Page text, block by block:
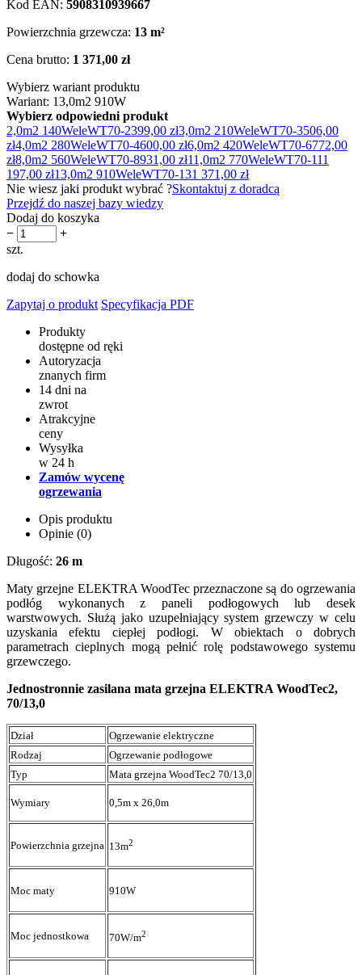
Kod EAN: 5908310939667
Powierzchnia grzewcza: 13 m²
Cena brutto: 1 371,00 zł
Wybierz wariant produktu
Wariant: 13,0m2 910W
Wybierz odpowiedni produkt
2,0m2 140WeleWT70-2399,00 zł3,0m2 210WeleWT70-3506,00
zł4,0m2 280WeleWT70-4600,00 zł6,0m2 420WeleWT70-6772,00
zł8,0m2 560WeleWT70-8931,00 zł11,0m2 770WeleWT70-111
197,00 zł13,0m2 910WeleWT70-131 371,00 zł
Nie wiesz jaki produkt wybrać ?Skontaktuj z doradcą
Przejdź do naszej bazy wiedzy
Dodaj do koszyka
−
+
szt.
dodaj do schowka
Zapytaj o produkt Specyfikacja PDF
Produkty
dostępne od ręki
Autoryzacja
znanych firm
14 dni na
zwrot
Atrakcyjne
ceny
Wysyłka
w 24 h
Zamów wycenę
ogrzewania
Opis produktu
Opinie (0)
Długość: 26 m
Maty grzejne ELEKTRA WoodTec przeznaczone są do ogrzewania
podłóg wykonanych z paneli podłogowych lub desek
warstwowych. Służą jako uzupełniający system grzewczy w celu
uzyskania efektu ciepłej podłogi. W obiektach o dobrych
parametrach cieplnych mogą pełnić rolę podstawowego systemu
grzewczego.
Jednostronnie zasilana mata grzejna ELEKTRA WoodTec2,
70/13,0
Dział
Ogrzewanie elektryczne
Rodzaj
Ogrzewanie podłogowe
Typ
Mata grzejna WoodTec2 70/13,0
Wymiary 0,5m x 26,0m
Powierzchnia grzejna 13m2
Moc maty 910W
Moc jednostkowa 70W/m2